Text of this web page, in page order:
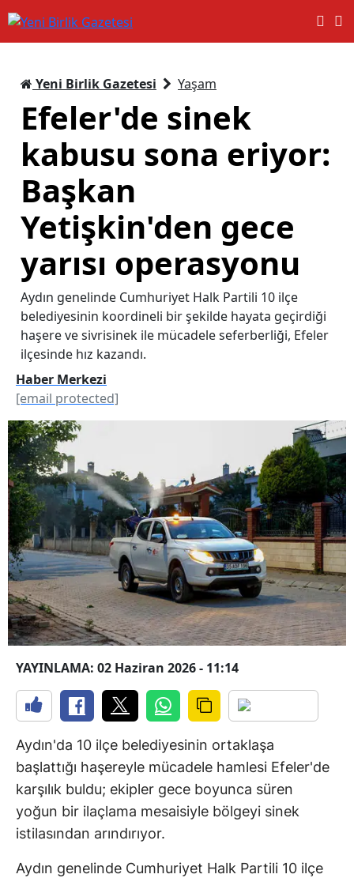
Yeni Birlik Gazetesi Yaşam
Efeler'de sinek
kabusu sona eriyor:
Başkan
Yetişkin'den gece
yarısı operasyonu
Aydın genelinde Cumhuriyet Halk Partili 10 ilçe
belediyesinin koordineli bir şekilde hayata geçirdiği
haşere ve sivrisinek ile mücadele seferberliği, Efeler
ilçesinde hız kazandı.
Haber Merkezi
[email protected]
YAYINLAMA: 02 Haziran 2026 - 11:14
Aydın'da 10 ilçe belediyesinin ortaklaşa
başlattığı haşereyle mücadele hamlesi Efeler'de
karşılık buldu; ekipler gece boyunca süren
yoğun bir ilaçlama mesaisiyle bölgeyi sinek
istilasından arındırıyor.
Aydın genelinde Cumhuriyet Halk Partili 10 ilçe